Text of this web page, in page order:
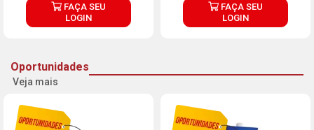
FAÇA SEU
LOGIN
FAÇA SEU
LOGIN
Oportunidades
Veja mais